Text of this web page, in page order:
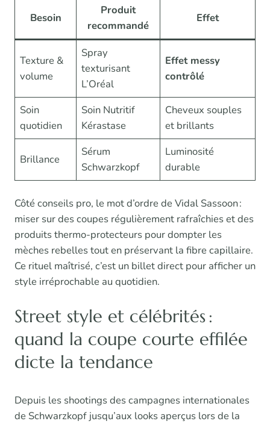
Besoin
Produit
recommandé
Effet
Texture &
volume
Spray
texturisant
L’Oréal
Effet messy
contrôlé
Soin
quotidien
Soin Nutritif
Kérastase
Cheveux souples
et brillants
Brillance
Sérum
Schwarzkopf
Luminosité
durable
Côté conseils pro, le mot d’ordre de Vidal Sassoon :
miser sur des coupes régulièrement rafraîchies et des
produits thermo-protecteurs pour dompter les
mèches rebelles tout en préservant la fibre capillaire.
Ce rituel maîtrisé, c’est un billet direct pour afficher un
style irréprochable au quotidien.
Street style et célébrités :
quand la coupe courte effilée
dicte la tendance
Depuis les shootings des campagnes internationales
de Schwarzkopf jusqu’aux looks aperçus lors de la